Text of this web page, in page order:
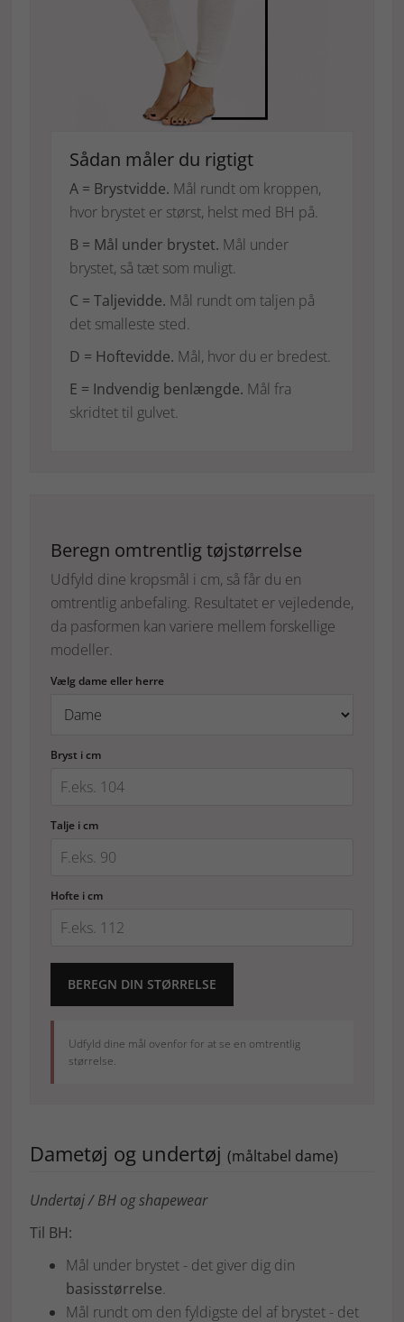
Sådan måler du rigtigt
A = Brystvidde. Mål rundt om kroppen,
hvor brystet er størst, helst med BH på.
B = Mål under brystet. Mål under
brystet, så tæt som muligt.
C = Taljevidde. Mål rundt om taljen på
det smalleste sted.
D = Hoftevidde. Mål, hvor du er bredest.
E = Indvendig benlængde. Mål fra
skridtet til gulvet.
Beregn omtrentlig tøjstørrelse
Udfyld dine kropsmål i cm, så får du en
omtrentlig anbefaling. Resultatet er vejledende,
da pasformen kan variere mellem forskellige
modeller.
Vælg dame eller herre
Bryst i cm
Talje i cm
Hofte i cm
BEREGN DIN STØRRELSE
Udfyld dine mål ovenfor for at se en omtrentlig
størrelse.
Dametøj og undertøj (måltabel dame)
Undertøj / BH og shapewear
Til BH:
Mål under brystet - det giver dig din
basisstørrelse.
Mål rundt om den fyldigste del af brystet - det